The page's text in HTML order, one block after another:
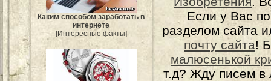
Каким способом заработать в
интернете
[Интересные факты]
Если у Вас
разделом сайта
почту сайта!
малюсенькой
т.д? Жду писем в